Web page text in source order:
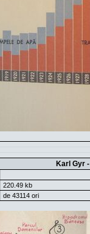
Karl Gyr
220.49 kb
de 43114 ori